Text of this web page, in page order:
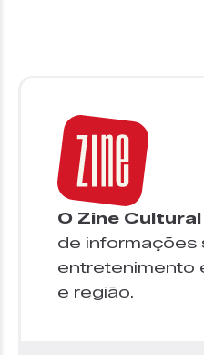
O Zine Cultural
de informações
entretenimento
e região.